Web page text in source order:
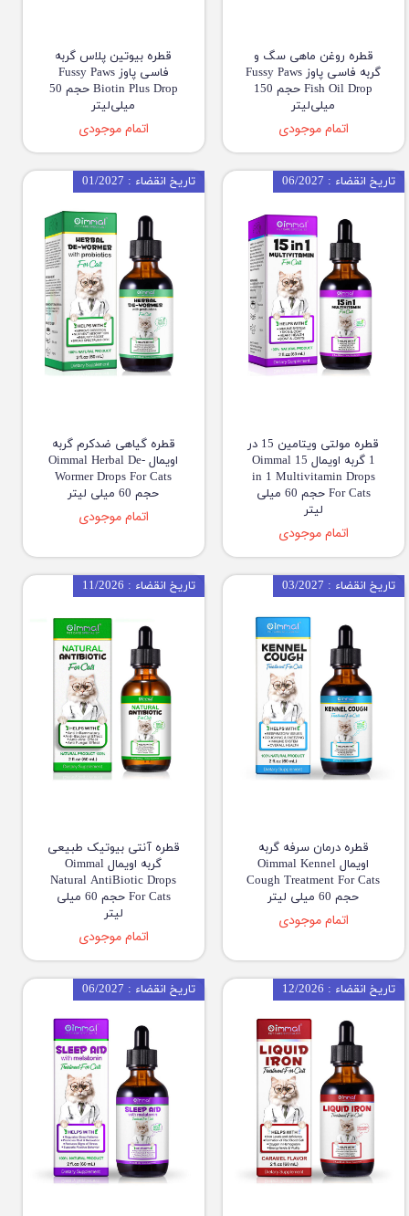
قطره روغن ماهی سگ و
گربه فاسی پاوز Fussy Paws
Fish Oil Drop حجم 150
میلی‌لیتر
اتمام موجودی
قطره بیوتین پلاس گربه
فاسی پاوز Fussy Paws
Biotin Plus Drop حجم 50
میلی‌لیتر
اتمام موجودی
قطره مولتی ویتامین 15 در
1 گربه اویمال Oimmal 15
in 1 Multivitamin Drops
For Cats حجم 60 میلی
لیتر
اتمام موجودی
تاریخ انقضاء : 06/2027
قطره گیاهی ضدکرم گربه
اویمال Oimmal Herbal De-
Wormer Drops For Cats
حجم 60 میلی لیتر
اتمام موجودی
تاریخ انقضاء : 01/2027
قطره درمان سرفه گربه
اویمال Oimmal Kennel
Cough Treatment For Cats
حجم 60 میلی لیتر
اتمام موجودی
تاریخ انقضاء : 03/2027
قطره آنتی بیوتیک طبیعی
گربه اویمال Oimmal
Natural AntiBiotic Drops
For Cats حجم 60 میلی
لیتر
اتمام موجودی
تاریخ انقضاء : 11/2026
تاریخ انقضاء : 12/2026 تاریخ انقضاء : 06/2027